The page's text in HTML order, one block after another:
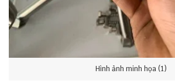
Hình ảnh minh họa (1)